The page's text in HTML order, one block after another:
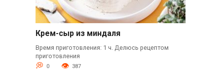
Крем-сыр из миндаля
Время приготовления: 1 ч. Делюсь рецептом
приготовления
0 387